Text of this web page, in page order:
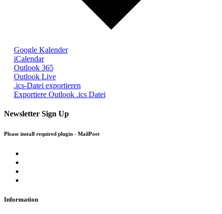
Google Kalender
iCalendar
Outlook 365
Outlook Live
.ics-Datei exportieren
Exportiere Outlook .ics Datei
Newsletter Sign Up
Please install required plugin - MailPoet
Information